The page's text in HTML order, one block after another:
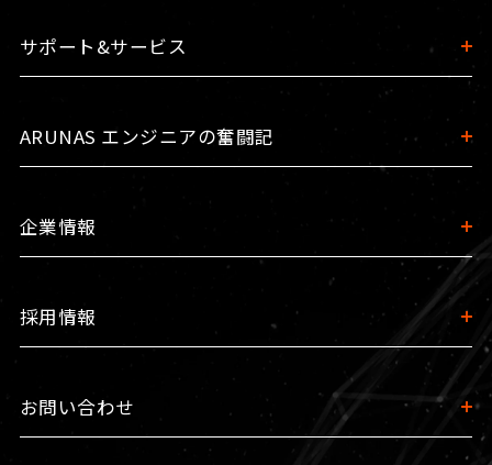
サポート&サービス
ARUNAS エンジニアの奮闘記
企業情報
採用情報
お問い合わせ